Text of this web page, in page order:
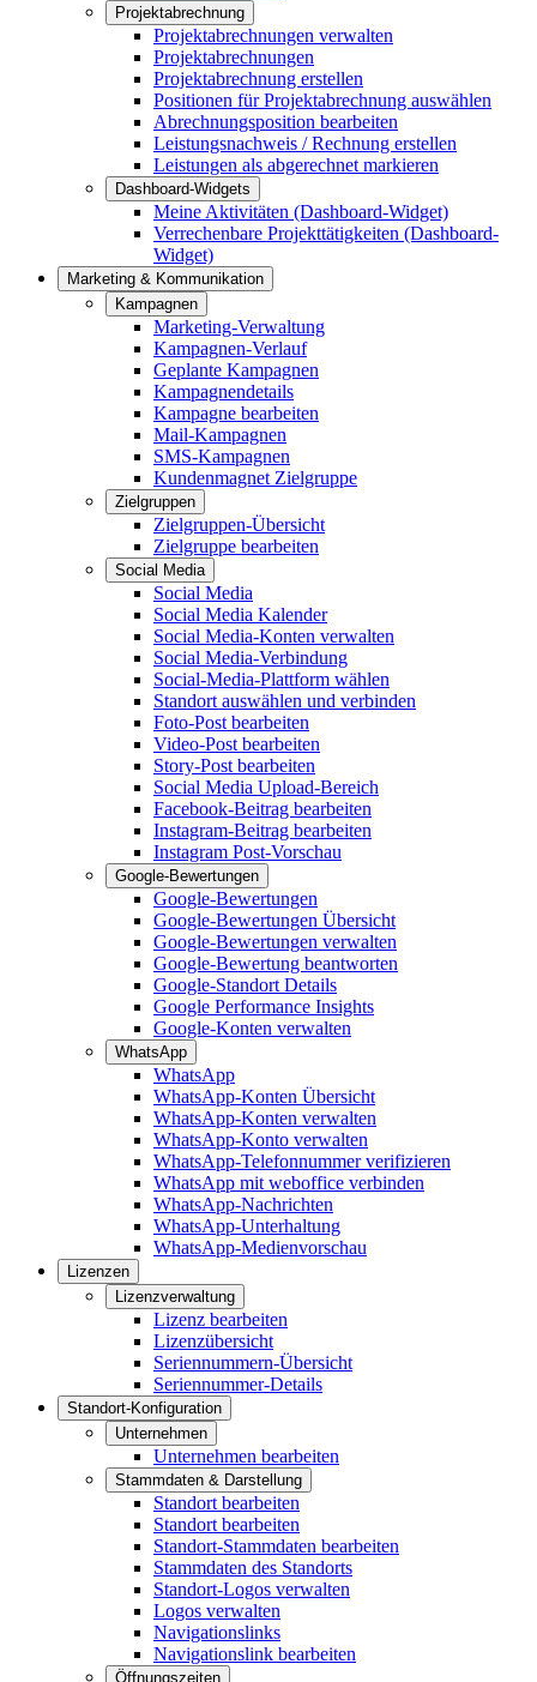
Projektabrechnung
Projektabrechnungen verwalten
Projektabrechnungen
Projektabrechnung erstellen
Positionen für Projektabrechnung auswählen
Abrechnungsposition bearbeiten
Leistungsnachweis / Rechnung erstellen
Leistungen als abgerechnet markieren
Dashboard-Widgets
Meine Aktivitäten (Dashboard-Widget)
Verrechenbare Projekttätigkeiten (Dashboard-
Widget)
Marketing & Kommunikation
Kampagnen
Marketing-Verwaltung
Kampagnen-Verlauf
Geplante Kampagnen
Kampagnendetails
Kampagne bearbeiten
Mail-Kampagnen
SMS-Kampagnen
Kundenmagnet Zielgruppe
Zielgruppen
Zielgruppen-Übersicht
Zielgruppe bearbeiten
Social Media
Social Media
Social Media Kalender
Social Media-Konten verwalten
Social Media-Verbindung
Social-Media-Plattform wählen
Standort auswählen und verbinden
Foto-Post bearbeiten
Video-Post bearbeiten
Story-Post bearbeiten
Social Media Upload-Bereich
Facebook-Beitrag bearbeiten
Instagram-Beitrag bearbeiten
Instagram Post-Vorschau
Google-Bewertungen
Google-Bewertungen
Google-Bewertungen Übersicht
Google-Bewertungen verwalten
Google-Bewertung beantworten
Google-Standort Details
Google Performance Insights
Google-Konten verwalten
WhatsApp
WhatsApp
WhatsApp-Konten Übersicht
WhatsApp-Konten verwalten
WhatsApp-Konto verwalten
WhatsApp-Telefonnummer verifizieren
WhatsApp mit weboffice verbinden
WhatsApp-Nachrichten
WhatsApp-Unterhaltung
WhatsApp-Medienvorschau
Lizenzen
Lizenzverwaltung
Lizenz bearbeiten
Lizenzübersicht
Seriennummern-Übersicht
Seriennummer-Details
Standort-Konfiguration
Unternehmen
Unternehmen bearbeiten
Stammdaten & Darstellung
Standort bearbeiten
Standort bearbeiten
Standort-Stammdaten bearbeiten
Stammdaten des Standorts
Standort-Logos verwalten
Logos verwalten
Navigationslinks
Navigationslink bearbeiten
Öffnungszeiten